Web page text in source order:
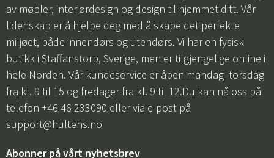
av møbler, interiørdesign og design til hjemmet ditt. Vår
lidenskap er å hjelpe deg med å skape det perfekte
miljøet, både innendørs og utendørs. Vi har en fysisk
butikk i Staffanstorp, Sverige, men er tilgjengelige online i
hele Norden. Vår kundeservice er åpen mandag–torsdag
fra kl. 9 til 15 og fredager fra kl. 9 til 12.Du kan nå oss på
telefon +46 46 233090 eller via e-post på
support@hultens.no
Abonner på vårt nyhetsbrev